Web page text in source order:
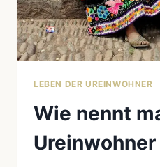
LEBEN DER UREINWOHNER
Wie nennt